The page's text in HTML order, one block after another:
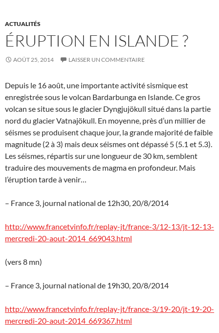
ACTUALITÉS
ÉRUPTION EN ISLANDE ?
AOÛT 25, 2014 LAISSER UN COMMENTAIRE
Depuis le 16 août, une importante activité sismique est
enregistrée sous le volcan Bardarbunga en Islande. Ce gros
volcan se situe sous le glacier Dyngjujökull situé dans la partie
nord du glacier Vatnajökull. En moyenne, près d’un millier de
séismes se produisent chaque jour, la grande majorité de faible
magnitude (2 à 3) mais deux séismes ont dépassé 5 (5.1 et 5.3).
Les séismes, répartis sur une longueur de 30 km, semblent
traduire des mouvements de magma en profondeur. Mais
l’éruption tarde à venir…
– France 3, journal national de 12h30, 20/8/2014
http://www.francetvinfo.fr/replay-jt/france-3/12-13/jt-12-13-
mercredi-20-aout-2014_669043.html
(vers 8 mn)
– France 3, journal national de 19h30, 20/8/2014
http://www.francetvinfo.fr/replay-jt/france-3/19-20/jt-19-20-
mercredi-20-aout-2014_669367.html